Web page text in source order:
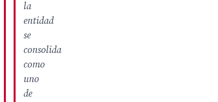
la
entidad
se
consolida
como
uno
de